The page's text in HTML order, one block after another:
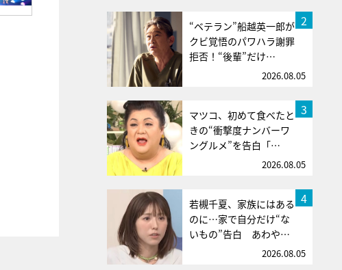
2
“ベテラン”船越英一郎が
クビ覚悟のパワハラ謝罪
拒否！“後輩”だけ…
2026.08.05
3
マツコ、初めて食べたと
きの“衝撃度ナンバーワ
ングルメ”を告白「…
2026.08.05
4
若槻千夏、家族にはある
のに…家で自分だけ“な
いもの”告白 あわや…
2026.08.05